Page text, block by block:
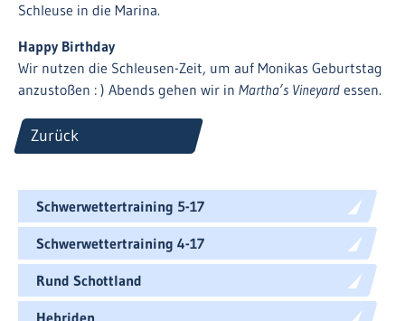
Schleuse in die Marina.
Happy Birthday
Wir nutzen die Schleusen-Zeit, um auf Monikas Geburtstag
anzustoßen : ) Abends gehen wir in Martha’s Vineyard essen.
Zurück
Schwerwettertraining 5-17
Schwerwettertraining 4-17
Rund Schottland
Hebriden